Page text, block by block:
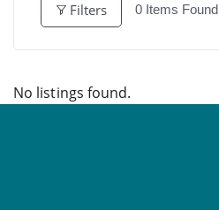
Filters 0Items Found
No listings found.